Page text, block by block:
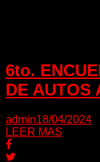
6to.
DE AUTOS
admin18/04/2024
LEER MAS